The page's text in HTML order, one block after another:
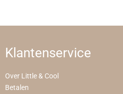
Klantenservice
Over Little & Cool
Betalen